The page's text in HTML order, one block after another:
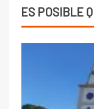
ES POSIBLE